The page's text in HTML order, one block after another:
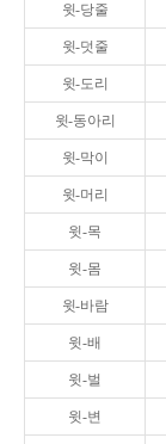
윗-당줄
윗-덧줄
윗-도리
윗-동아리
윗-막이
윗-머리
윗-목
윗-몸
윗-바람
윗-배
윗-벌
윗-변